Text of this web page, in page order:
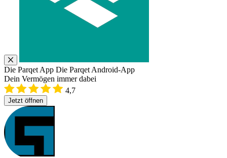
Die Parqet App Die Parqet Android-App
Dein Vermögen immer dabei
4,7
Jetzt öffnen